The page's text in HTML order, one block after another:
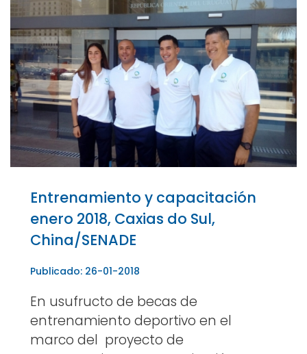
Entrenamiento y capacitación
enero 2018, Caxias do Sul,
China/SENADE
Publicado: 26-01-2018
En usufructo de becas de
entrenamiento deportivo en el
marco del proyecto de